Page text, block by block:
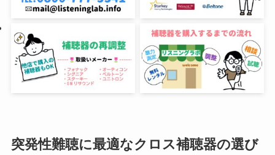
突発性難聴に最適なクロス補聴器の選び